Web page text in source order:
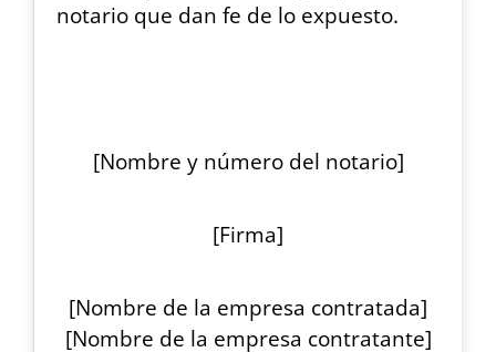
notario que dan fe de lo expuesto.
[Nombre y número del notario]
[Firma]
[Nombre de la empresa contratada]
[Nombre de la empresa contratante]